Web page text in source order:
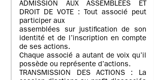
ADMISSION AUX ASSEMBLÉES ET
DROIT DE VOTE : Tout associé peut
participer aux
assemblées sur justification de son
identité et de l’inscription en compte
de ses actions.
Chaque associé a autant de voix qu’il
possède ou représente d’actions.
TRANSMISSION DES ACTIONS : La